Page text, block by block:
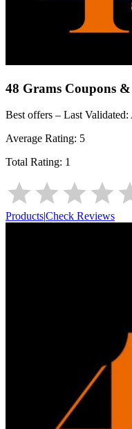
48 Grams Coupons
Best offers – Last Validated:
Average Rating: 5
Total Rating: 1
Products|Check Reviews